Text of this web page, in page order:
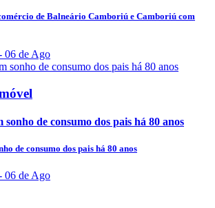
de Balneário Camboriú e Camboriú com
06 de Ago
sonho de consumo dos pais há 80 anos
de consumo dos pais há 80 anos
06 de Ago